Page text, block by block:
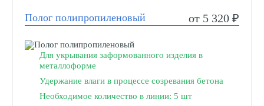
Полог полипропиленовый от 5 320 ₽
Для укрывания заформованного изделия в
металлоформе
Удержание влаги в процессе созревания бетона
Необходимое количество в линии: 5 шт